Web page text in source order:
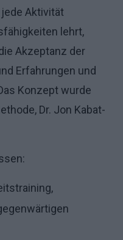
Aktivität
lehrt,
Akzeptanz der
Erfahrungen und
Konzept wurde
Dr. Jon Kabat-